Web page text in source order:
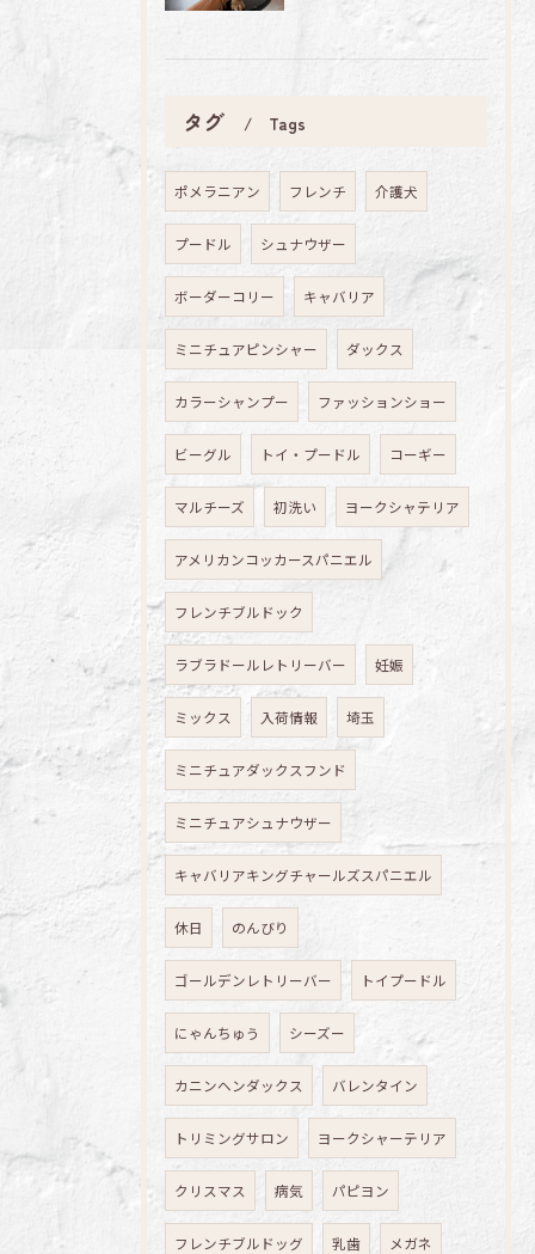
タグ Tags
ポメラニアン フレンチ 介護犬
プードル シュナウザー
ボーダーコリー キャバリア
ミニチュアピンシャー ダックス
カラーシャンプー ファッションショー
ビーグル トイ・プードル コーギー
マルチーズ 初洗い ヨークシャテリア
アメリカンコッカースパニエル
フレンチブルドック
ラブラドールレトリーバー 妊娠
ミックス 入荷情報 埼玉
ミニチュアダックスフンド
ミニチュアシュナウザー
キャバリアキングチャールズスパニエル
休日 のんびり
ゴールデンレトリーバー トイプードル
にゃんちゅう シーズー
カニンヘンダックス バレンタイン
トリミングサロン ヨークシャーテリア
クリスマス 病気 パピヨン
フレンチブルドッグ 乳歯 メガネ